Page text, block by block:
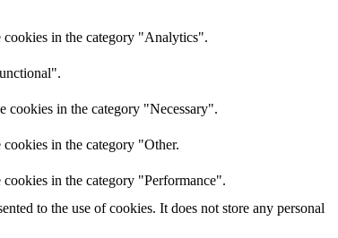
cookies in the category "Analytics".
cookies in the category "Necessary".
in the category "Other.
in the category "Performance".
to the use of cookies. It does not store any personal